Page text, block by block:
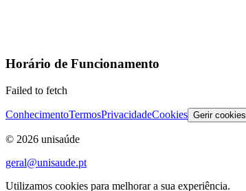
Horário de Funcionamento
Failed to fetch
ConhecimentoTermosPrivacidadeCookies Gerir cookies
© 2026 unisaúde
geral@unisaude.pt
Utilizamos cookies para melhorar a sua experiência.